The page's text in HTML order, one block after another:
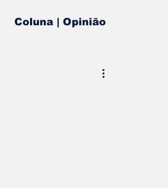
Coluna | Opinião